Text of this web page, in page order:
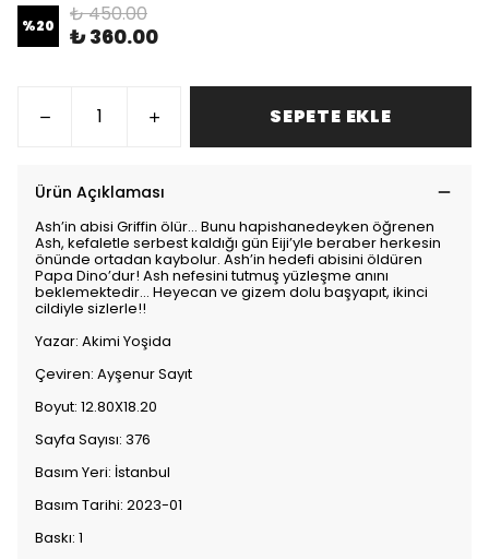
%20 ₺ 450.00
₺ 360.00
SEPETE EKLE
Ürün Açıklaması
Ash’in abisi Griffin ölür… Bunu hapishanedeyken öğrenen
Ash, kefaletle serbest kaldığı gün Eiji’yle beraber herkesin
önünde ortadan kaybolur. Ash’in hedefi abisini öldüren
Papa Dino’dur! Ash nefesini tutmuş yüzleşme anını
beklemektedir… Heyecan ve gizem dolu başyapıt, ikinci
cildiyle sizlerle!!
Yazar: Akimi Yoşida
Çeviren: Ayşenur Sayıt
Boyut: 12.80X18.20
Sayfa Sayısı: 376
Basım Yeri: İstanbul
Basım Tarihi: 2023-01
Baskı: 1